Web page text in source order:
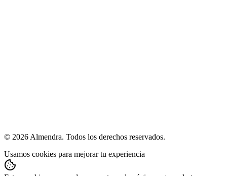
© 2026 Almendra. Todos los derechos reservados.
Usamos cookies para mejorar tu experiencia